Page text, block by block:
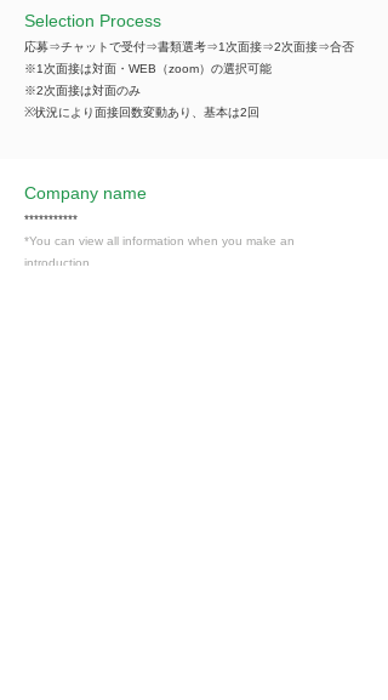
Selection Process
応募⇒チャットで受付⇒書類選考⇒1次面接⇒2次面接⇒合否
※1次面接は対面・WEB（zoom）の選択可能
※2次面接は対面のみ
※状況により面接回数変動あり、基本は2回
Company name
***********
*You can view all information when you make an
introduction.